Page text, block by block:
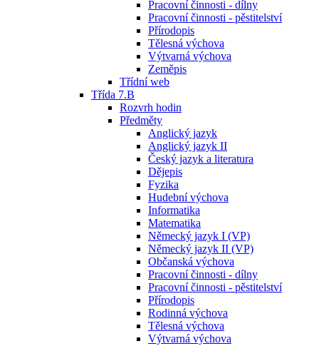
Pracovní činnosti - dílny
Pracovní činnosti - pěstitelství
Přírodopis
Tělesná výchova
Výtvarná výchova
Zeměpis
Třídní web
Třída 7.B
Rozvrh hodin
Předměty
Anglický jazyk
Anglický jazyk II
Český jazyk a literatura
Dějepis
Fyzika
Hudební výchova
Informatika
Matematika
Německý jazyk I (VP)
Německý jazyk II (VP)
Občanská výchova
Pracovní činnosti - dílny
Pracovní činnosti - pěstitelství
Přírodopis
Rodinná výchova
Tělesná výchova
Výtvarná výchova